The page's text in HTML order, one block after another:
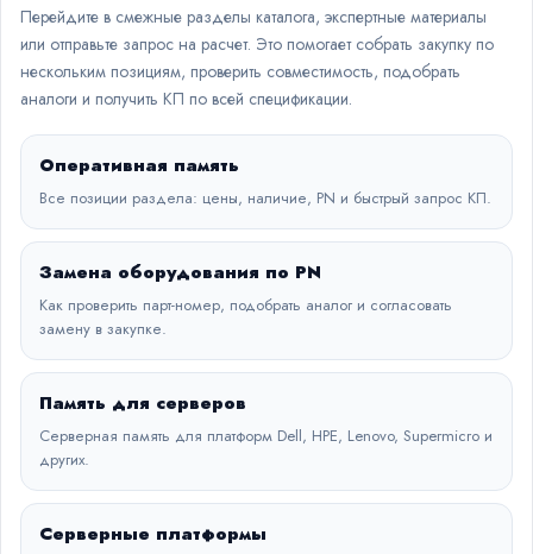
Перейдите в смежные разделы каталога, экспертные материалы
или отправьте запрос на расчет. Это помогает собрать закупку по
нескольким позициям, проверить совместимость, подобрать
аналоги и получить КП по всей спецификации.
Оперативная память
Все позиции раздела: цены, наличие, PN и быстрый запрос КП.
Замена оборудования по PN
Как проверить парт-номер, подобрать аналог и согласовать
замену в закупке.
Память для серверов
Серверная память для платформ Dell, HPE, Lenovo, Supermicro и
других.
Серверные платформы